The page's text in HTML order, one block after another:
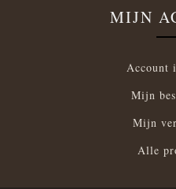
MIJN
Account
Mijn
Mijn
Alle